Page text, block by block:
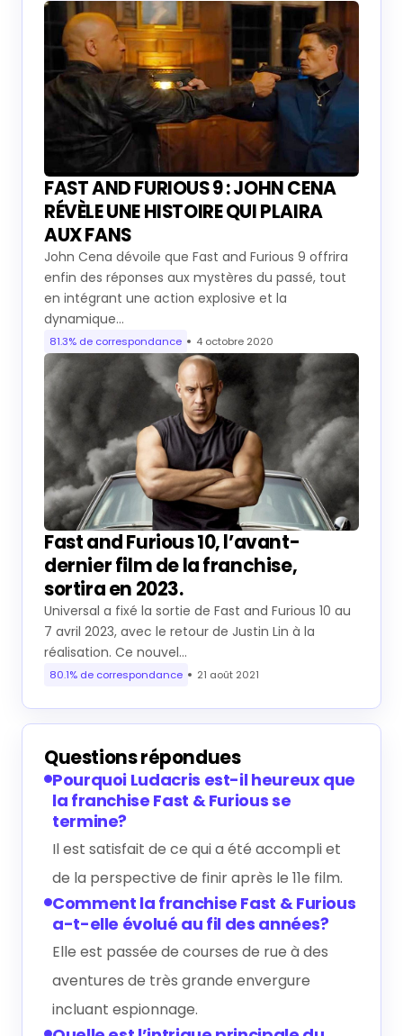
FAST AND FURIOUS 9 : JOHN CENA
RÉVÈLE UNE HISTOIRE QUI PLAIRA
AUX FANS
John Cena dévoile que Fast and Furious 9 offrira
enfin des réponses aux mystères du passé, tout
en intégrant une action explosive et la
dynamique…
81.3% de correspondance 4 octobre 2020
Fast and Furious 10, l’avant-
dernier film de la franchise,
sortira en 2023.
Universal a fixé la sortie de Fast and Furious 10 au
7 avril 2023, avec le retour de Justin Lin à la
réalisation. Ce nouvel…
80.1% de correspondance 21 août 2021
Questions répondues
Pourquoi Ludacris est-il heureux que
la franchise Fast & Furious se
termine?
Il est satisfait de ce qui a été accompli et
de la perspective de finir après le 11e film.
Comment la franchise Fast & Furious
a-t-elle évolué au fil des années?
Elle est passée de courses de rue à des
aventures de très grande envergure
incluant espionnage.